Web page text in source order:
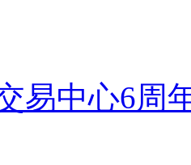
易中心6周